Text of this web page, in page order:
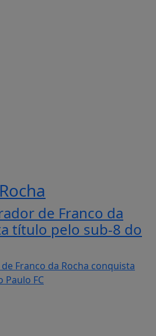
de Franco da
título pelo sub-8 do